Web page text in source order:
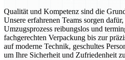
Qualität und Kompetenz sind die
Unsere erfahrenen Teams sorgen dafür,
Umzugsprozess reibungslos und
fachgerechten Verpackung bis zur
auf moderne Technik, geschultes
um Ihre Sicherheit und Zufriedenheit